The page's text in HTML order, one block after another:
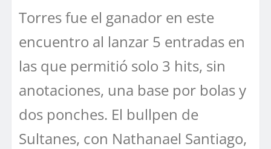
Torres fue el ganador en este
encuentro al lanzar 5 entradas en
las que permitió solo 3 hits, sin
anotaciones, una base por bolas y
dos ponches. El bullpen de
Sultanes, con Nathanael Santiago,